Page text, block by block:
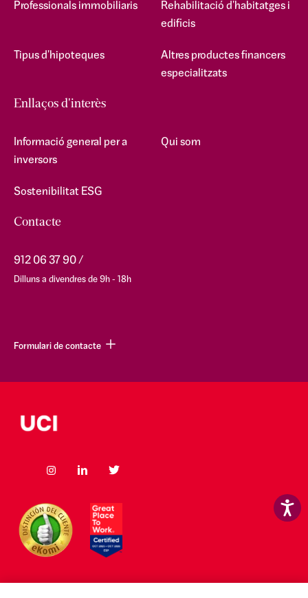
Professionals immobiliaris
Rehabilitació d'habitatges i
edificis
Tipus d'hipoteques
Altres productes financers
especialitzats
Enllaços d'interès
Informació general per a
inversors
Qui som
Sostenibilitat ESG
Contacte
912 06 37 90
Dilluns a divendres de 9h - 18h
Formulari de contacte